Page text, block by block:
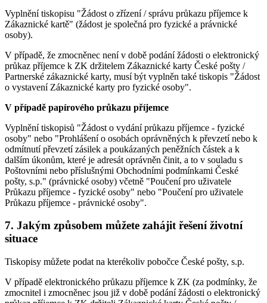
Vyplnění tiskopisu "Žádost o zřízení / správu průkazu příjemce k
Zákaznické kartě" (žádost je společná pro fyzické a právnické
osoby).
V případě, že zmocněnec není v době podání žádosti o elektronický
průkaz příjemce k ZK držitelem Zákaznické karty České pošty /
Partnerské zákaznické karty, musí být vyplněn také tiskopis "Žádost
o vystavení Zákaznické karty pro fyzické osoby".
V případě papírového průkazu příjemce
Vyplnění tiskopisů "Žádost o vydání průkazu příjemce - fyzické
osoby" nebo "Prohlášení o osobách oprávněných k převzetí nebo k
odmítnutí převzetí zásilek a poukázaných peněžních částek a k
dalším úkonům, které je adresát oprávněn činit, a to v souladu s
Poštovními nebo příslušnými Obchodními podmínkami České
pošty, s.p." (právnické osoby) včetně "Poučení pro uživatele
Průkazu příjemce - fyzické osoby" nebo "Poučení pro uživatele
Průkazu příjemce - právnické osoby".
7. Jakým způsobem můžete zahájit řešení životní
situace
Tiskopisy můžete podat na kterékoliv pobočce České pošty, s.p.
V případě elektronického průkazu příjemce k ZK (za podmínky, že
zmocnitel i zmocněnec jsou již v době podání žádosti o elektronický